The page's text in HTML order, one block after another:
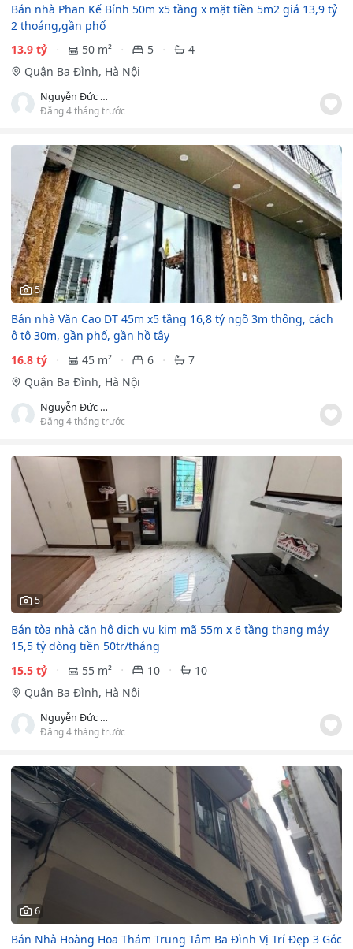
Bán nhà Phan Kế Bính 50m x5 tầng x mặt tiền 5m2 giá 13,9 tỷ
2 thoáng,gần phố
13.9 tỷ
50 m² 5
4
Quận Ba Đình, Hà Nội
Nguyễn Đức Tuấn
Đăng 4 tháng trước
5
Bán nhà Văn Cao DT 45m x5 tầng 16,8 tỷ ngõ 3m thông, cách
ô tô 30m, gần phố, gần hồ tây
16.8 tỷ
45 m² 6
7
Quận Ba Đình, Hà Nội
Nguyễn Đức Tuấn
Đăng 4 tháng trước
5
Bán tòa nhà căn hộ dịch vụ kim mã 55m x 6 tầng thang máy
15,5 tỷ dòng tiền 50tr/tháng
15.5 tỷ
55 m² 10
10
Quận Ba Đình, Hà Nội
Nguyễn Đức Tuấn
Đăng 4 tháng trước
6
Bán Nhà Hoàng Hoa Thám Trung Tâm Ba Đình Vị Trí Đẹp 3 Góc